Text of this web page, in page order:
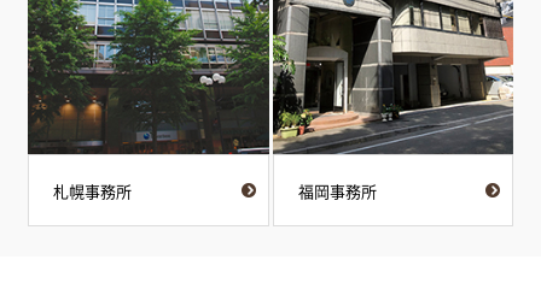
札幌事務所 福岡事務所